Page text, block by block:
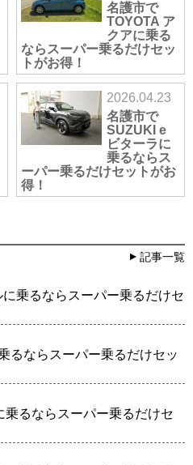
名護市で
TOYOTA ア
クアに乗る
ならスーパー乗るだけセッ
トがお得！
2026.04.23
名護市で
SUZUKI e
ビターラに
乗るならス
ーパー乗るだけセットがお
得！
記事一覧
乗るならスーパー乗るだけセ
るならスーパー乗るだけセッ
るならスーパー乗るだけセ